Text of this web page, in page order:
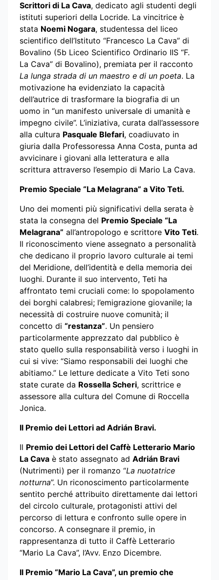
Scrittori di La Cava, dedicato agli studenti degli
istituti superiori della Locride. La vincitrice è
stata Noemi Nogara, studentessa del liceo
scientifico dell’Istituto “Francesco La Cava” di
Bovalino (5b Liceo Scientifico Ordinario IIS “F.
La Cava” di Bovalino), premiata per il racconto
La lunga strada di un maestro e di un poeta. La
motivazione ha evidenziato la capacità
dell’autrice di trasformare la biografia di un
uomo in “un manifesto universale di umanità e
impegno civile”. L’iniziativa, curata dall’assessore
alla cultura Pasquale Blefari, coadiuvato in
giuria dalla Professoressa Anna Costa, punta ad
avvicinare i giovani alla letteratura e alla
scrittura attraverso l’esempio di Mario La Cava.
Premio Speciale “La Melagrana” a Vito Teti.
Uno dei momenti più significativi della serata è
stata la consegna del Premio Speciale “La
Melagrana” all’antropologo e scrittore Vito Teti.
Il riconoscimento viene assegnato a personalità
che dedicano il proprio lavoro culturale ai temi
del Meridione, dell’identità e della memoria dei
luoghi. Durante il suo intervento, Teti ha
affrontato temi cruciali come: lo spopolamento
dei borghi calabresi; l’emigrazione giovanile; la
necessità di costruire nuove comunità; il
concetto di “restanza”. Un pensiero
particolarmente apprezzato dal pubblico è
stato quello sulla responsabilità verso i luoghi in
cui si vive: “Siamo responsabili dei luoghi che
abitiamo.” Le letture dedicate a Vito Teti sono
state curate da Rossella Scheri, scrittrice e
assessore alla cultura del Comune di Roccella
Jonica.
Il Premio dei Lettori ad Adrián Bravi.
Il Premio dei Lettori del Caffè Letterario Mario
La Cava è stato assegnato ad Adrián Bravi
(Nutrimenti) per il romanzo “La nuotatrice
notturna”. Un riconoscimento particolarmente
sentito perché attribuito direttamente dai lettori
del circolo culturale, protagonisti attivi del
percorso di lettura e confronto sulle opere in
concorso. A consegnare il premio, in
rappresentanza di tutto il Caffè Letterario
“Mario La Cava”, l’Avv. Enzo Dicembre.
Il Premio “Mario La Cava”, un premio che